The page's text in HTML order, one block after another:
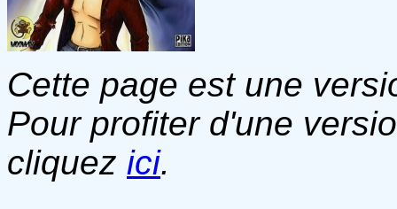
Cette page est une
Pour profiter d'une
cliquez ici.